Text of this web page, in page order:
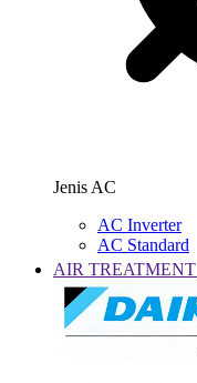
Jenis AC
AC Inverter
AC Standard
AIR TREATMENT